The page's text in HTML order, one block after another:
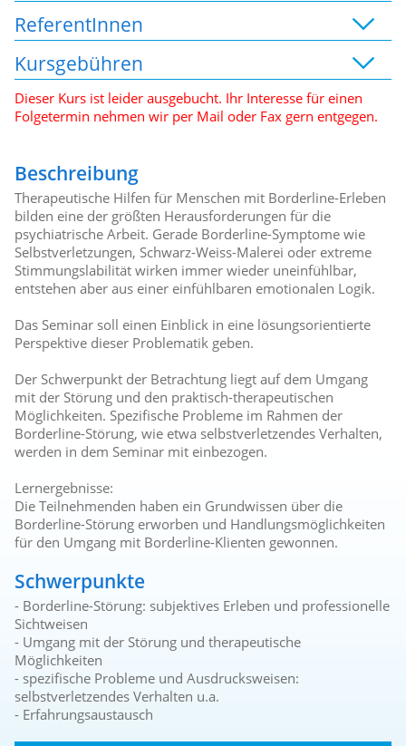
ReferentInnen
Kursgebühren
Dieser Kurs ist leider ausgebucht. Ihr Interesse für einen
Folgetermin nehmen wir per Mail oder Fax gern entgegen.
Beschreibung
Therapeutische Hilfen für Menschen mit Borderline-Erleben
bilden eine der größten Herausforderungen für die
psychiatrische Arbeit. Gerade Borderline-Symptome wie
Selbstverletzungen, Schwarz-Weiss-Malerei oder extreme
Stimmungslabilität wirken immer wieder uneinfühlbar,
entstehen aber aus einer einfühlbaren emotionalen Logik.
Das Seminar soll einen Einblick in eine lösungsorientierte
Perspektive dieser Problematik geben.
Der Schwerpunkt der Betrachtung liegt auf dem Umgang
mit der Störung und den praktisch-therapeutischen
Möglichkeiten. Spezifische Probleme im Rahmen der
Borderline-Störung, wie etwa selbstverletzendes Verhalten,
werden in dem Seminar mit einbezogen.
Lernergebnisse:
Die Teilnehmenden haben ein Grundwissen über die
Borderline-Störung erworben und Handlungsmöglichkeiten
für den Umgang mit Borderline-Klienten gewonnen.
Schwerpunkte
- Borderline-Störung: subjektives Erleben und professionelle
Sichtweisen
- Umgang mit der Störung und therapeutische
Möglichkeiten
- spezifische Probleme und Ausdrucksweisen:
selbstverletzendes Verhalten u.a.
- Erfahrungsaustausch